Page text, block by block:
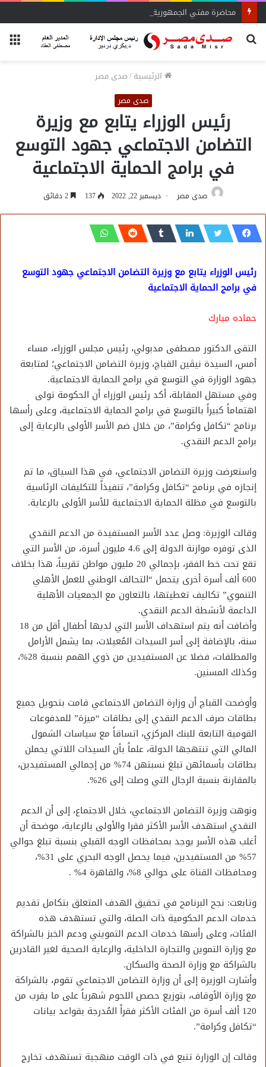
محاضرة مفتي الجمهورية «مسك ختام» فعاليات الفوج الأول
بحث
الرئيسية/صدى مصر
صدى مصر
رئيس الوزراء يتابع مع وزيرة
التضامن الاجتماعي جهود التوسع
في برامج الحماية الاجتماعية
صدى مصر ديسمبر 22, 2022 137 2 دقائق
رئيس الوزراء يتابع مع وزيرة التضامن الاجتماعي جهود التوسع
في برامج الحماية الاجتماعية
حماده مبارك
التقى الدكتور مصطفى مدبولي، رئيس مجلس الوزراء، مساء
أمس، السيدة نيڤين القباچ، وزيرة التضامن الاجتماعي؛ لمتابعة
جهود الوزارة في التوسع في برامج الحماية الاجتماعية.
وفي مستهل المقابلة، أكد رئيس الوزراء أن الحكومة تولى
اهتماماً كبيراً بالتوسع في برامج الحماية الاجتماعية، وعلى رأسها
برنامج “تكافل وكرامة”، من خلال ضم الأسر الأولى بالرعاية إلى
برامج الدعم النقدي.
واستعرضت وزيرة التضامن الاجتماعي، في هذا السياق، ما تم
إنجازه في برنامج “تكافل وكرامة”، تنفيذاً للتكليفات الرئاسية
بالتوسع في مظلة الحماية الاجتماعية للأسر الأولى بالرعاية.
وقالت الوزيرة: وصل عدد الأسر المستفيدة من الدعم النقدي
الذى توفره موازنة الدولة إلى 4.6 مليون أسرة، من الأسر التي
تقع تحت خط الفقر، بإجمالي 20 مليون مواطن تقريباً، هذا بخلاف
600 ألف أسرة أخرى يتحمل “التحالف الوطني للعمل الأهلي
التنموي” تكاليف تغطيتها، بالتعاون مع الجمعيات الأهلية
الداعمة لأنشطة الدعم النقدي.
وأضافت أنه يتم استهداف الأسر التي لديها أطفال أقل من 18
سنة، بالإضافة إلى أسر السيدات المُعيلات، بما يشمل الأرامل
والمطلقات، فضلا عن المستفيدين من ذوي الهمم بنسبة 28%،
وكذلك المسنين.
وأوضحت القباچ أن وزارة التضامن الاجتماعي قامت بتحويل جميع
بطاقات صرف الدعم النقدي إلى بطاقات “ميزة” للمدفوعات
القومية التابعة للبنك المركزي، اتساقاً مع سياسات الشمول
المالي التي تنتهجها الدولة، علماً بأن السيدات اللاتي يحملن
بطاقات بأسمائهن تبلغ نسبتهن 74% من إجمالي المستفيدين،
بالمقارنة بنسبة الرجال التي وصلت إلى 26%.
ونوهت وزيرة التضامن الاجتماعي، خلال الاجتماع، إلى أن الدعم
النقدي استهدف الأسر الأكثر فقرا والأولى بالرعاية، موضحة أن
أغلب هذه الأسر يوجد بمحافظات الوجه القبلي بنسبة تبلغ حوالي
57% من المستفيدين، فيما يحصل الوجه البحري على 31%،
ومحافظات القناة على حوالي 8%، والقاهرة 4% .
وتابعت: نجح البرنامج في تحقيق الهدف المتعلق بتكامل تقديم
خدمات الدعم الحكومية ذات الصلة، والتي تستهدف هذه
الفئات، وعلى رأسها خدمات الدعم التمويني ودعم الخبز بالشراكة
مع وزارة التموين والتجارة الداخلية، والرعاية الصحية لغير القادرين
بالشراكة مع وزارة الصحة والسكان.
وأشارت الوزيرة إلى أن وزارة التضامن الاجتماعي تقوم، بالشراكة
مع وزارة الأوقاف، بتوزيع حصص اللحوم شهرياً على ما يقرب من
120 ألف أسرة من الفئات الأكثر فقراً المُدرجة بقواعد بيانات
“تكافل وكرامة”.
وقالت إن الوزارة تتبع في ذات الوقت منهجية تستهدف تخارج